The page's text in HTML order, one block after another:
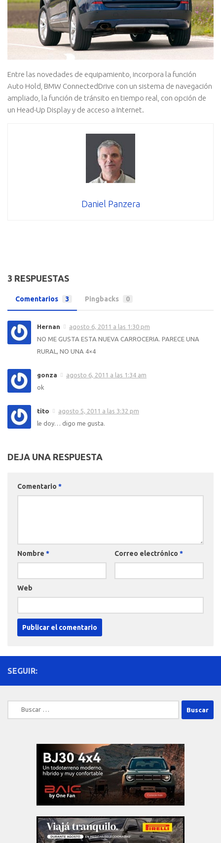
Entre las novedades de equipamiento, incorpora la función
Auto Hold, BMW ConnectedDrive con un sistema de navegación
ampliado, la función de tránsito en tiempo real, con opción de
un Head-Up Display y de acceso a Internet.
Daniel Panzera
3 RESPUESTAS
Comentarios 3 Pingbacks 0
Hernan
agosto 6, 2011 a las 1:30 pm
NO ME GUSTA ESTA NUEVA CARROCERIA. PARECE UNA
RURAL, NO UNA 4×4
gonza
agosto 6, 2011 a las 1:34 am
ok
tito
agosto 5, 2011 a las 3:32 pm
le doy… digo me gusta.
DEJA UNA RESPUESTA
Comentario *
Nombre * Correo electrónico *
Web
SEGUIR:
Buscar: